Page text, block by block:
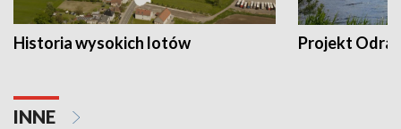
Historia wysokich lotów Projekt Odra
INNE